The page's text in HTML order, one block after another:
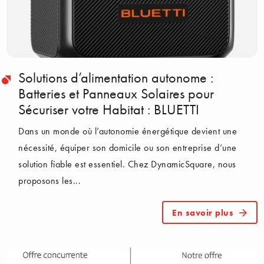
Solutions d’alimentation autonome :
Batteries et Panneaux Solaires pour
Sécuriser votre Habitat : BLUETTI
Dans un monde où l’autonomie énergétique devient une
nécessité, équiper son domicile ou son entreprise d’une
solution fiable est essentiel. Chez DynamicSquare, nous
proposons les...
En savoir plus